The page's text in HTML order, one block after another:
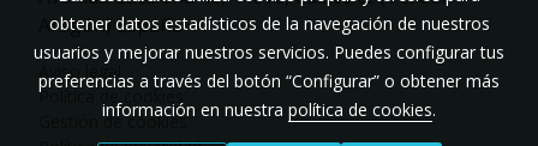
Aragón) España
Aviso legal
Política de cookies
Gestión de cookies
obtener datos estadísticos de la navegación de nuestros
usuarios y mejorar nuestros servicios. Puedes configurar tus
preferencias a través del botón “Configurar” o obtener más
información en nuestra política de cookies.